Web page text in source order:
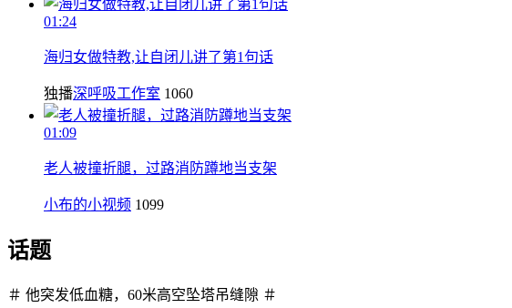
01:24
海归女做特教,让自闭儿讲了第1句话
独播深呼吸工作室 1060
01:09
老人被撞折腿，过路消防蹲地当支架
小布的小视频 1099
话题
＃ 他突发低血糖，60米高空坠塔吊缝隙 ＃